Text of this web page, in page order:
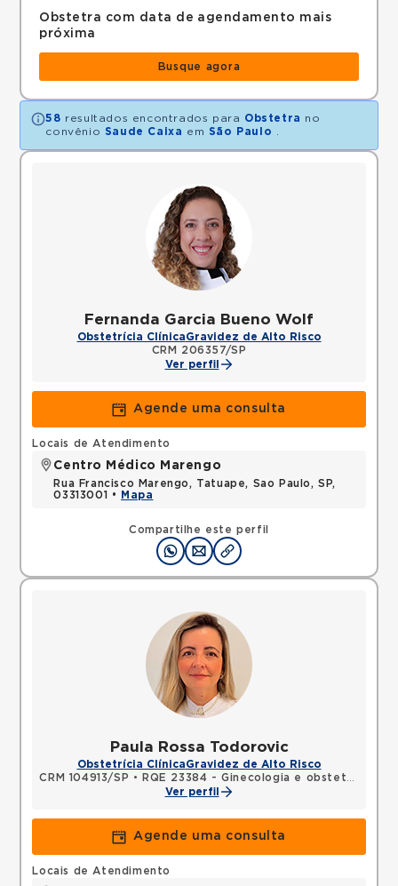
Obstetra com data de agendamento mais
próxima
Busque agora
58 resultados encontrados para Obstetra no
convênio Saude Caixa em São Paulo
Fernanda Garcia Bueno Wolf
Obstetrícia ClínicaGravidez de Alto Risco
CRM 206357/SP
Ver perfil
Agende uma consulta
Compartilhe este perfil
Locais de Atendimento
Centro Médico Marengo
Rua Francisco Marengo, Tatuape, Sao Paulo, SP,
03313001 •
Mapa
Paula Rossa Todorovic
Obstetrícia ClínicaGravidez de Alto Risco
CRM 104913/SP • RQE 23384 - Ginecologia e obstetrícia
Ver perfil
Agende uma consulta
Locais de Atendimento